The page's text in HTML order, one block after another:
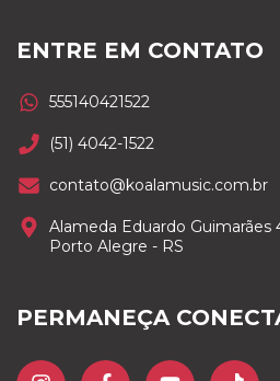
ENTRE EM CONTATO
555140421522
(51) 4042-1522
contato@koalamusic.com.br
Alameda Eduardo Guimarães
Porto Alegre - RS
PERMANEÇA